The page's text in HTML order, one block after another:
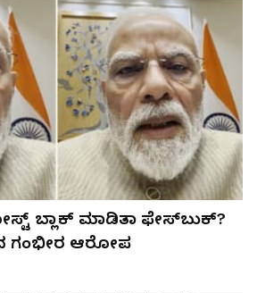
ಬ್ಲಾಕ್ ಮಾಡಿತಾ ಫೇಸ್‌ಬುಕ್?
ಗಂಭೀರ ಆರೋಪ